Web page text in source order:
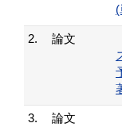
2. 論文
3. 論文